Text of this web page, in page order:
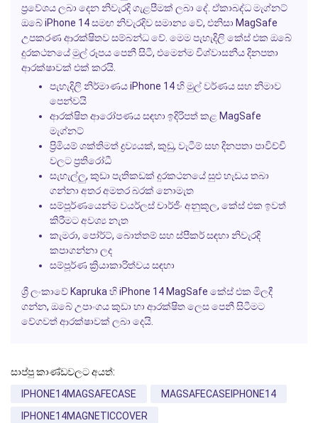
ප්‍රවේශය ලබා දෙන නිවැරදි ගැළපීමක් ලබා දේ. ඒකාබද්ධ මැග්නට්
ඔබේ iPhone 14 සමඟ නිවැරදිව සමාන්‍ය වේ, එනිසා MagSafe
උපකරණ ආරක්ෂිතව සම්බන්ධ වේ. මෙම පැහැදිලි කේස් එක ඔබේ
දුරකථනයේ මුල් රූපය පෙනී සිටී, එමෙන්ම විශ්වාසනීය දිනපතා
ආරක්ෂාවක් එක් කරයි.
පැහැදිලි නිර්මාණය iPhone 14 හි මුල් වර්ණය සහ නිමාව
පෙන්වයි
ආරක්ෂිත ආරෝපණය සඳහා ඉදිරිපත් කළ MagSafe
මැග්නට්
ප්‍රිමියම් ශක්තිමත් ද්‍රව්‍යයක්, කුඩු, වැටීම් සහ දිනපතා පාවිච්චි
වලට ප්‍රතිරෝධී
සැහැල්ලු, කුඩා පැතිකඩක් දුරකථනයේ සුළු හැඩය තබා
ගන්නා අතර අමතර බරක් නොමැත
සම්පූර්ණයෙන්ම වයර්ලස් චාර්ජිං අනුකූල, කේස් එක ඉවත්
කිරීමට අවශ්‍ය නැත
කැමරා, පෝර්ට්, බොත්තම් සහ ස්පීකර් සඳහා නිවැරදි
කපාගන්නා ලද
සම්පූර්ණ ක්‍රියාකාරිත්වය සඳහා
ශ්‍රී ලංකාවේ Kapruka හි iPhone 14 MagSafe කේස් එක මිලදී
ගන්න, ඔබේ උපාංගය කුඩා හා ආරක්ෂිත ලෙස පෙනී සිටීමට
වේගවත් ආරක්ෂාවක් ලබා දෙයි.
සාප්පු කාණ්ඩවලට අයත්:
IPHONE14MAGSAFECASE
MAGSAFECASEIPHONE14
IPHONE14MAGNETICCOVER